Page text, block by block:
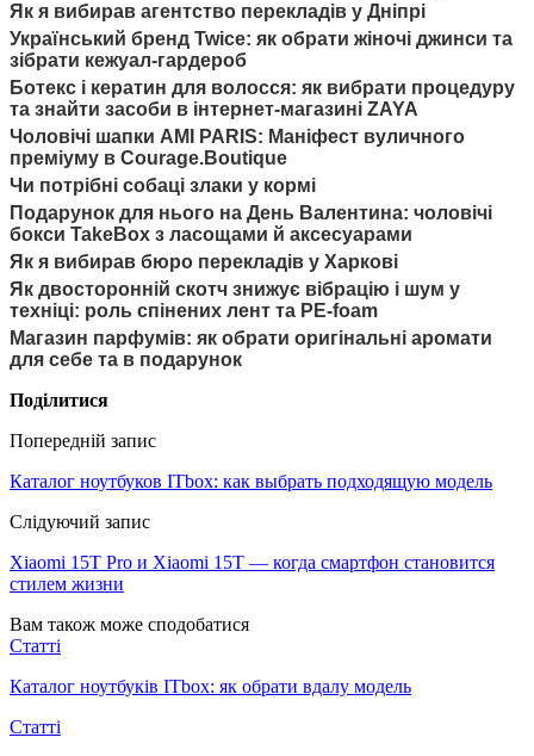
Як я вибирав агентство перекладів у Дніпрі
Український бренд Twice: як обрати жіночі джинси та
зібрати кежуал-гардероб
Ботекс і кератин для волосся: як вибрати процедуру
та знайти засоби в інтернет-магазині ZAYA
Чоловічі шапки AMI PARIS: Маніфест вуличного
преміуму в Courage.Boutique
Чи потрібні собаці злаки у кормі
Подарунок для нього на День Валентина: чоловічі
бокси TakeBox з ласощами й аксесуарами
Як я вибирав бюро перекладів у Харкові
Як двосторонній скотч знижує вібрацію і шум у
техніці: роль спінених лент та PE-foam
Магазин парфумів: як обрати оригінальні аромати
для себе та в подарунок
Поділитися
Попередній запис
Каталог ноутбуков ITbox: как выбрать подходящую модель
Слідуючий запис
Xiaomi 15T Pro и Xiaomi 15T — когда смартфон становится
стилем жизни
Вам також може сподобатися
Статті
Каталог ноутбуків ITbox: як обрати вдалу модель
Статті